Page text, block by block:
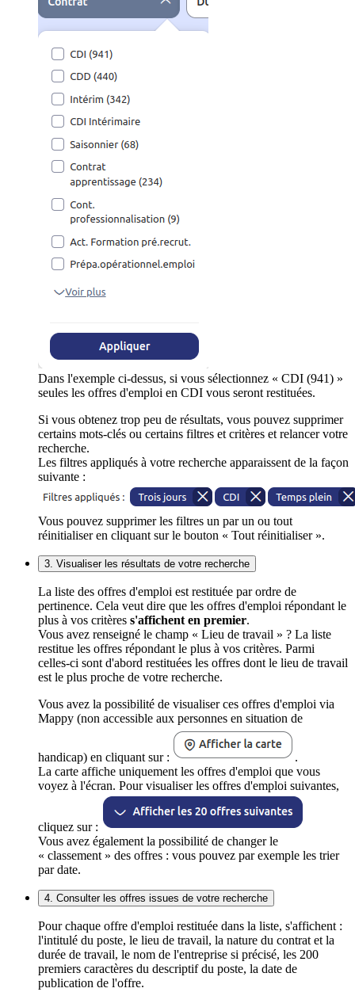
Dans l'exemple ci-dessus, si vous sélectionnez « CDI (941) »
seules les offres d'emploi en CDI vous seront restituées.
Si vous obtenez trop peu de résultats, vous pouvez supprimer
certains mots-clés ou certains filtres et critères et relancer votre
recherche.
Les filtres appliqués à votre recherche apparaissent de la façon
suivante :
Vous pouvez supprimer les filtres un par un ou tout
réinitialiser en cliquant sur le bouton « Tout réinitialiser ».
3. Visualiser les résultats de votre recherche
La liste des offres d'emploi est restituée par ordre de
pertinence. Cela veut dire que les offres d'emploi répondant le
plus à vos critères s'affichent en premier.
Vous avez renseigné le champ « Lieu de travail » ? La liste
restitue les offres répondant le plus à vos critères. Parmi
celles-ci sont d'abord restituées les offres dont le lieu de travail
est le plus proche de votre recherche.
Vous avez la possibilité de visualiser ces offres d'emploi via
Mappy (non accessible aux personnes en situation de
handicap) en cliquant sur :
.
La carte affiche uniquement les offres d'emploi que vous
voyez à l'écran. Pour visualiser les offres d'emploi suivantes,
cliquez sur :
Vous avez également la possibilité de changer le
« classement » des offres : vous pouvez par exemple les trier
par date.
4. Consulter les offres issues de votre recherche
Pour chaque offre d'emploi restituée dans la liste, s'affichent :
l'intitulé du poste, le lieu de travail, la nature du contrat et la
durée de travail, le nom de l'entreprise si précisé, les 200
premiers caractères du descriptif du poste, la date de
publication de l'offre.